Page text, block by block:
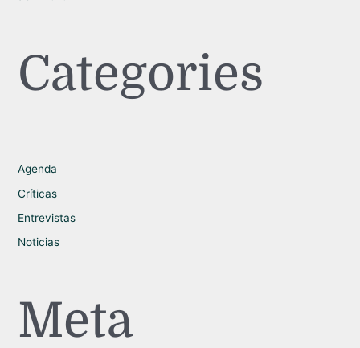
Categories
Agenda
Críticas
Entrevistas
Noticias
Meta